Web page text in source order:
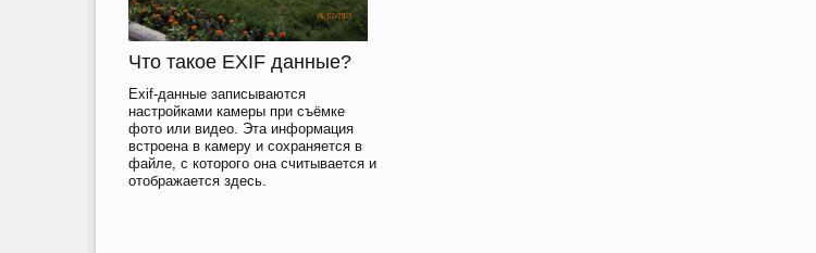
Что такое EXIF данные?
Exif-данные записываются
настройками камеры при съёмке
фото или видео. Эта информация
встроена в камеру и сохраняется в
файле, с которого она считывается и
отображается здесь.